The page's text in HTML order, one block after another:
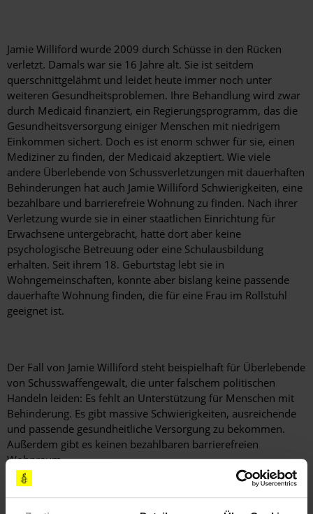
Jamie Williford wurde 2009 durch Schüsse in den Rücken
verletzt. Damals war sie 16 Jahre alt. Sie ist seitdem
querschnittgelähmt und leidet heute immer noch unter
weiteren Gesundheitsproblemen. Ihre Behandlung wird zwar
durch Medicaid finanziert, ein Regierungsprogramm, das die
Gesundheitsversorgung einiger Menschen mit niedrigem
Einkommen sichert. Doch es ist enorm schwer für sie, einen
Mediziner zu finden, der Medicaid akzeptiert. Wie viele
andere Überlebende von Schussverletzungen mit dauerhaften
Behinderungen hat auch Jamie Williford Schwierigkeiten, eine
bezahlbare und barrierefreie Wohnung zu finden. Nach ihrer
Verletzung wurde sie in einer staatlichen Einrichtung für
Erwachsene untergebracht, hatte dort aber keine
psychologische Betreuung oder eine Schulausbildung
erhalten. Seit ihrem 18. Geburtstag lebt sie in
Wohngemeinschaften, konnte aber bislang keine passende
dauerhafte Wohnung finden, die für eine Frau im Rollstuhl
geeignet ist.
Der Fall von Jamie Williford steht beispielhaft für Überlebende
von Schusswaffengewalt, die unter falschem politischen
Handeln leiden: Es fehlt an Unterstützung für Menschen mit
Behinderung. Es gibt massive Schwierigkeiten, ausreichende
und passende gesundheitliche Versorgung zu bekommen.
Außerdem gibt es keinen bezahlbaren barrierefreien
Wohnraum.